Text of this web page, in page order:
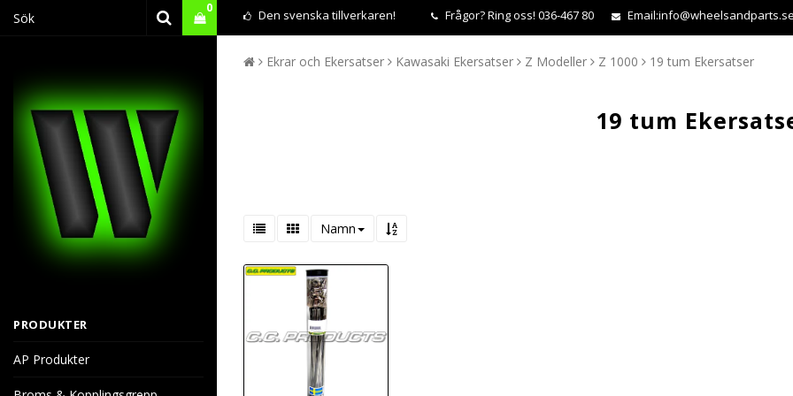
Den svenska tillverkaren! Frågor?Ring oss! 036-467 80 Email:
0
PRODUKTER
AP Produkter
Ekrar och Ekersatser Kawasaki Ekersatser Z Modeller Z 1000 19 tum Ekersatser
19 tum
Namn